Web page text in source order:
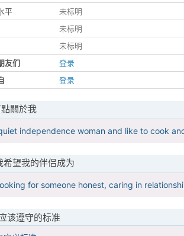
平
未标明
未标明
未标明
友们
登录
登录
關於我
independence woman and like to cook
希望我的伴侣成为
for someone honest, caring in
该遵守的标准